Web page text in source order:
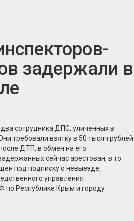
задержали в
сотрудника ДПС, уличенных в
требовали взятку в 50 тысяч рублей
ДТП, в обмен на его
сейчас арестован, в то
под подписку о невыезде,
управления
по Республике Крым и городу